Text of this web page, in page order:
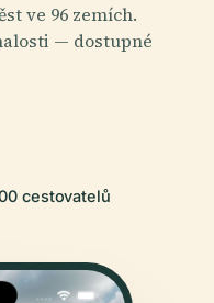
ve 96 zemích.
— dostupné
cestovatelů